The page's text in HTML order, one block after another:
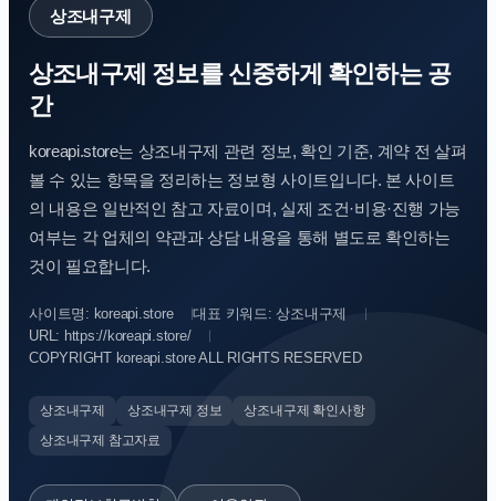
상조내구제
상조내구제 정보를 신중하게 확인하는 공
간
koreapi.store는 상조내구제 관련 정보, 확인 기준, 계약 전 살펴
볼 수 있는 항목을 정리하는 정보형 사이트입니다. 본 사이트
의 내용은 일반적인 참고 자료이며, 실제 조건·비용·진행 가능
여부는 각 업체의 약관과 상담 내용을 통해 별도로 확인하는
것이 필요합니다.
사이트명: koreapi.store
대표 키워드: 상조내구제
URL: https://koreapi.store/
COPYRIGHT koreapi.store ALL RIGHTS RESERVED
상조내구제 상조내구제 정보
상조내구제 확인사항
상조내구제 참고자료